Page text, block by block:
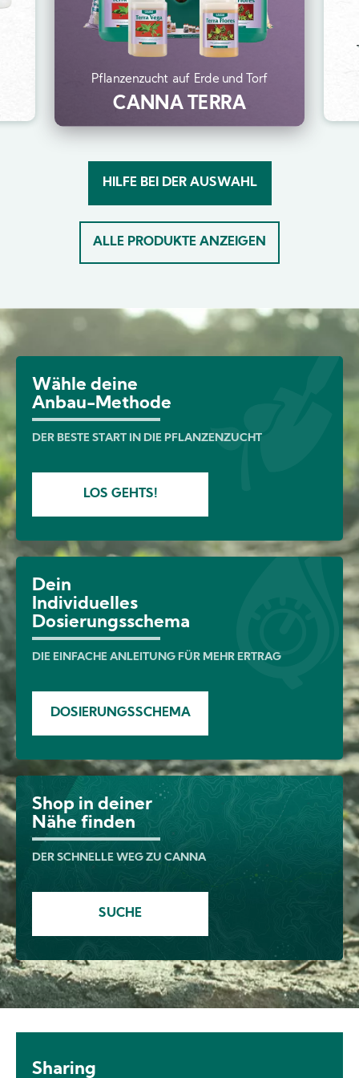
Pflanzenzucht auf Erde und Torf
CANNA TERRA
HILFE BEI DER AUSWAHL
ALLE PRODUKTE ANZEIGEN
Wähle deine
Anbau-Methode
DER BESTE START IN DIE PFLANZENZUCHT
LOS GEHTS!
Dein
Individuelles
Dosierungsschema
DIE EINFACHE ANLEITUNG FÜR MEHR ERTRAG
DOSIERUNGSSCHEMA
Image
Shop in deiner
Nähe finden
DER SCHNELLE WEG ZU CANNA
SUCHE
Sharing